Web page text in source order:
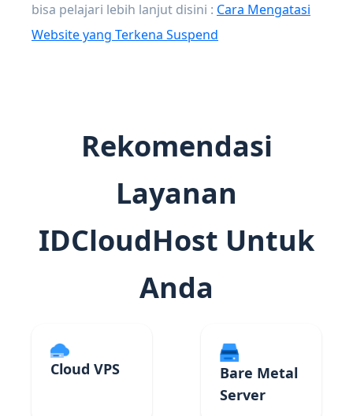
bisa pelajari lebih lanjut disini : Cara Mengatasi
Website yang Terkena Suspend
Rekomendasi
Layanan
IDCloudHost Untuk
Anda
Cloud VPS
Bare Metal
Server